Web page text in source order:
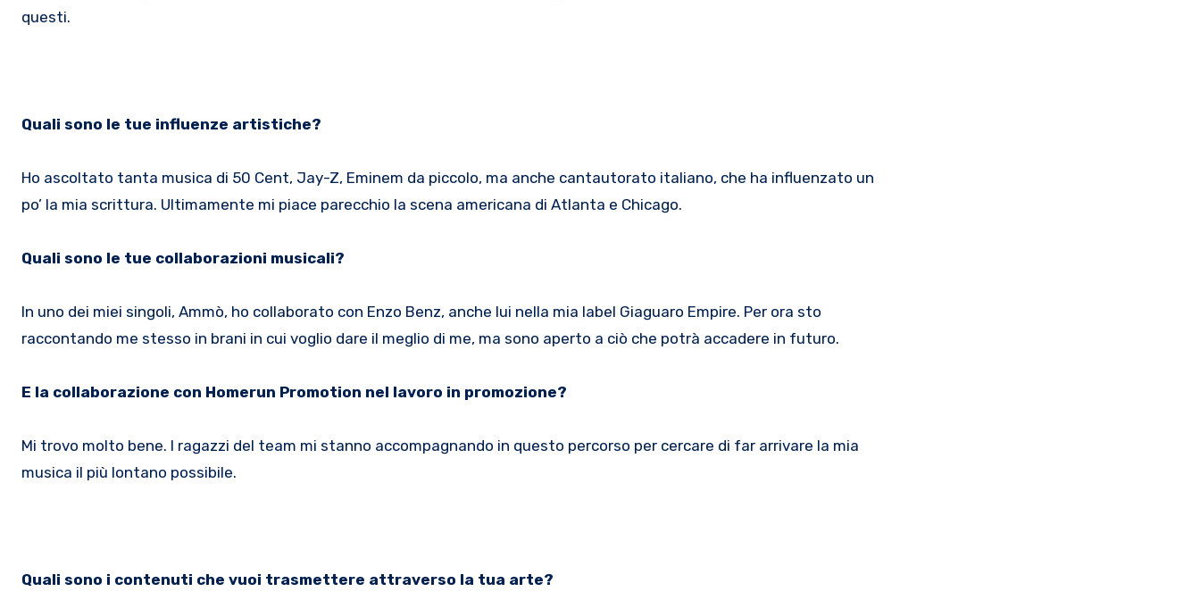
questi.
Quali sono le tue influenze artistiche?
Ho ascoltato tanta musica di 50 Cent, Jay-Z, Eminem da piccolo, ma anche cantautorato italiano, che ha influenzato un
po’ la mia scrittura. Ultimamente mi piace parecchio la scena americana di Atlanta e Chicago.
Quali sono le tue collaborazioni musicali?
In uno dei miei singoli, Ammò, ho collaborato con Enzo Benz, anche lui nella mia label Giaguaro Empire. Per ora sto
raccontando me stesso in brani in cui voglio dare il meglio di me, ma sono aperto a ciò che potrà accadere in futuro.
E la collaborazione con Homerun Promotion nel lavoro in promozione?
Mi trovo molto bene. I ragazzi del team mi stanno accompagnando in questo percorso per cercare di far arrivare la mia
musica il più lontano possibile.
Quali sono i contenuti che vuoi trasmettere attraverso la tua arte?